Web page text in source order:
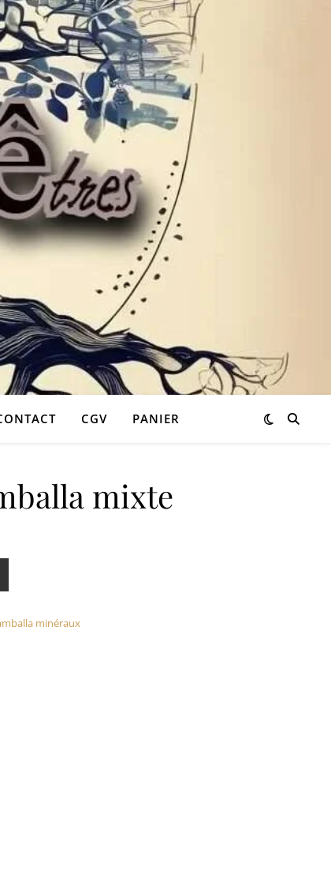
CGV PANIER
mixte
€.
minéraux